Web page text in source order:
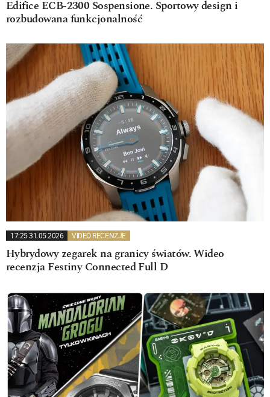
Edifice ECB-2300 Sospensione. Sportowy design i
rozbudowana funkcjonalność
17:25 31.05.2026 VIDEO RECENZJE
Hybrydowy zegarek na granicy światów. Wideo
recenzja Festiny Connected Full D